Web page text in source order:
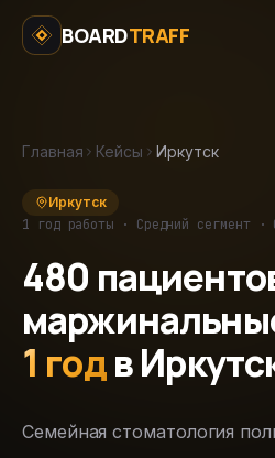
Перейти к содержимому
BOARDTRAFF
Главная Кейсы Иркутск
Иркутск
1 годработы · Средний сегмент ·
480
1 годв
Семейная стоматология